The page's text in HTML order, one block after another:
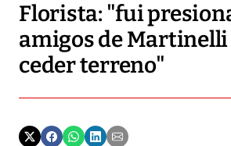
Florista: "fui
amigos de
ceder terreno"